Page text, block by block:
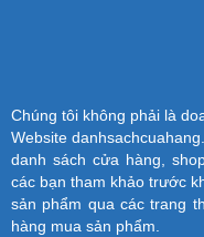
Chúng tôi không phải là
Website
danh sách cửa hàng,
các bạn tham khảo trước
sản phẩm qua các trang
hàng mua sản phẩm.